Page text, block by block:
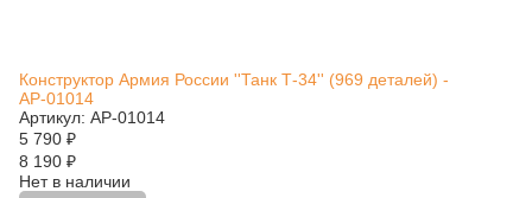
Конструктор Армия России ''Танк Т-34'' (969 деталей) -
АР-01014
Артикул: АР-01014
5 790 ₽
8 190 ₽
Нет в наличии